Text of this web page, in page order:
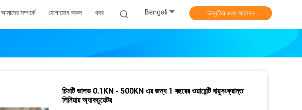
আমাদের সম্পর্কে যোগাযোগ করুন খবর Bengali উদ্ধৃতির জন্য আবেদন
চিমটি ভালভ 0.1KN - 500KN এর জন্য 1 বছরের ওয়ারেন্টি বায়ুসংক্রান্ত
লিনিয়ার অ্যাকচুয়েটর